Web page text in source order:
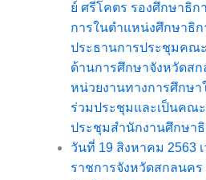
ย์ ศรีโคตร รองศึกษาธิ
การในตำแหน่งศึกษาธิ
ประธานการประชุมคณ
ด้านการศึกษาจังหวัดส
หน่วยงานทางการศึกษา
ร่วมประชุมและเป็นคณ
ประชุมสำนักงานศึกษา
วันที่ 19 สิงหาคม 2563
ราชการจังหวัดสกลนค